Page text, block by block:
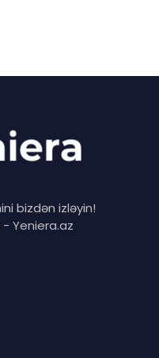
bizdən izləyin!
- Yeniera.az